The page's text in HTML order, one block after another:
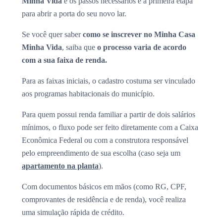
para abrir a porta do seu novo lar.
Se você quer sabercomo se inscrever no Minha Casa
Minha Vida, saiba que o processo varia de acordo
com a sua faixa de renda.
Para as faixas iniciais, o cadastro costuma ser vinculado
aos programas habitacionais do município.
Para quem possui renda familiar a partir de dois salários
mínimos, o fluxo pode ser feito diretamente com a Caixa
Econômica Federal ou com a construtora responsável
pelo empreendimento de sua escolha (caso seja um
apartamento na planta).
Com documentos básicos em mãos (como RG, CPF,
comprovantes de residência e de renda), você realiza
uma simulação rápida de crédito.